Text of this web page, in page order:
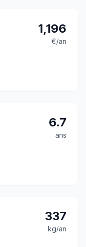
1,196
€/an
6.7
ans
337
kg/an